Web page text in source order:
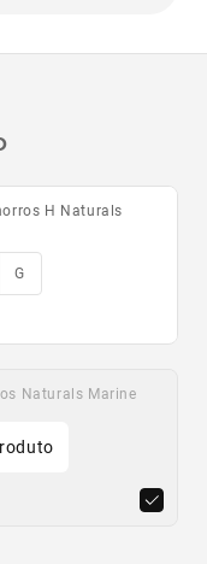
H Naturals
G
Naturals Marine